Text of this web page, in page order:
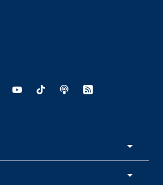
- Apertura in nuova finestra
- Apertura in nuova finestra
- Sito esterno - Apertura in
- Sito esterno - Apertura in
Youtube - Sito esterno -
TikTok - Sito esterno -
Spreaker - Sito
Feed RSS -